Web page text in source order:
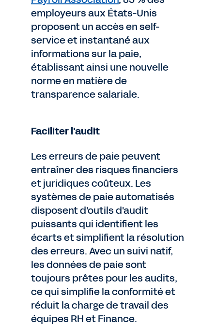
employeurs aux États-Unis
proposent un accès en self-
service et instantané aux
informations sur la paie,
établissant ainsi une nouvelle
norme en matière de
transparence salariale.
Faciliter l'audit
Les erreurs de paie peuvent
entraîner des risques financiers
et juridiques coûteux. Les
systèmes de paie automatisés
disposent d'outils d'audit
puissants qui identifient les
écarts et simplifient la résolution
des erreurs. Avec un suivi natif,
les données de paie sont
toujours prêtes pour les audits,
ce qui simplifie la conformité et
réduit la charge de travail des
équipes RH et Finance.